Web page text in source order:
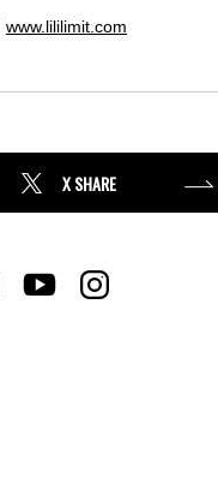
www.lililimit.com
X SHARE